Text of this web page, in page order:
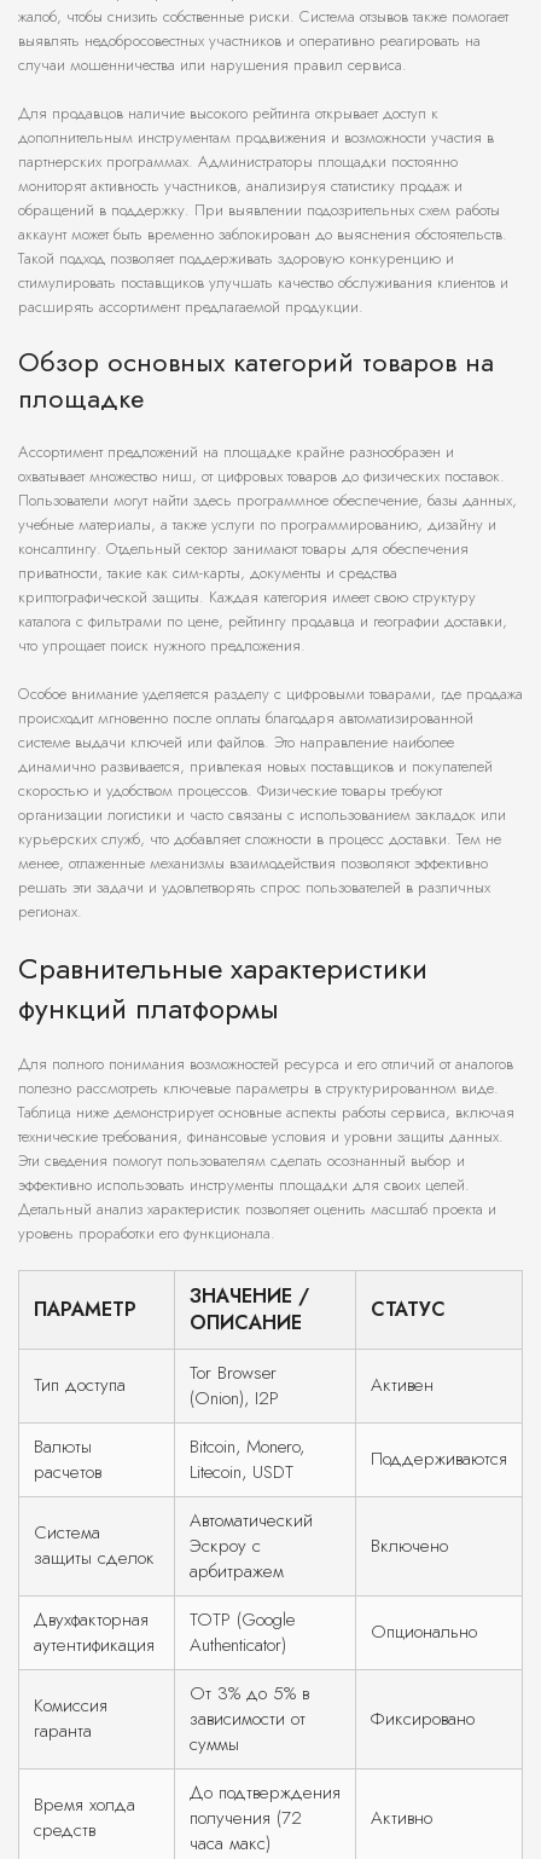
жалоб, чтобы снизить собственные риски. Система отзывов также помогает
выявлять недобросовестных участников и оперативно реагировать на
случаи мошенничества или нарушения правил сервиса.
Для продавцов наличие высокого рейтинга открывает доступ к
дополнительным инструментам продвижения и возможности участия в
партнерских программах. Администраторы площадки постоянно
мониторят активность участников, анализируя статистику продаж и
обращений в поддержку. При выявлении подозрительных схем работы
аккаунт может быть временно заблокирован до выяснения обстоятельств.
Такой подход позволяет поддерживать здоровую конкуренцию и
стимулировать поставщиков улучшать качество обслуживания клиентов и
расширять ассортимент предлагаемой продукции.
Обзор основных категорий товаров на
площадке
Ассортимент предложений на площадке крайне разнообразен и
охватывает множество ниш, от цифровых товаров до физических поставок.
Пользователи могут найти здесь программное обеспечение, базы данных,
учебные материалы, а также услуги по программированию, дизайну и
консалтингу. Отдельный сектор занимают товары для обеспечения
приватности, такие как сим-карты, документы и средства
криптографической защиты. Каждая категория имеет свою структуру
каталога с фильтрами по цене, рейтингу продавца и географии доставки,
что упрощает поиск нужного предложения.
Особое внимание уделяется разделу с цифровыми товарами, где продажа
происходит мгновенно после оплаты благодаря автоматизированной
системе выдачи ключей или файлов. Это направление наиболее
динамично развивается, привлекая новых поставщиков и покупателей
скоростью и удобством процессов. Физические товары требуют
организации логистики и часто связаны с использованием закладок или
курьерских служб, что добавляет сложности в процесс доставки. Тем не
менее, отлаженные механизмы взаимодействия позволяют эффективно
решать эти задачи и удовлетворять спрос пользователей в различных
регионах.
Сравнительные характеристики
функций платформы
Для полного понимания возможностей ресурса и его отличий от аналогов
полезно рассмотреть ключевые параметры в структурированном виде.
Таблица ниже демонстрирует основные аспекты работы сервиса, включая
технические требования, финансовые условия и уровни защиты данных.
Эти сведения помогут пользователям сделать осознанный выбор и
эффективно использовать инструменты площадки для своих целей.
Детальный анализ характеристик позволяет оценить масштаб проекта и
уровень проработки его функционала.
ПАРАМЕТР
ЗНАЧЕНИЕ /
ОПИСАНИЕ
СТАТУС
Тип доступа
Tor Browser
(Onion), I2P
Активен
Валюты
расчетов
Bitcoin, Monero,
Litecoin, USDT
Поддерживаются
Система
защиты сделок
Автоматический
Эскроу с
арбитражем
Включено
Двухфакторная
аутентификация
TOTP (Google
Authenticator)
Опционально
Комиссия
гаранта
От 3% до 5% в
зависимости от
суммы
Фиксировано
Время холда
средств
До подтверждения
получения (72
часа макс)
Активно